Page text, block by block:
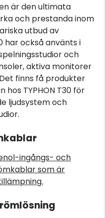
är den ultimata
och prestanda inom
utbud av
har också använts i
och
aktiva monitorer
finns få produkter
TYPHON T30 för
ljudsystem och
ingångs- och
som är